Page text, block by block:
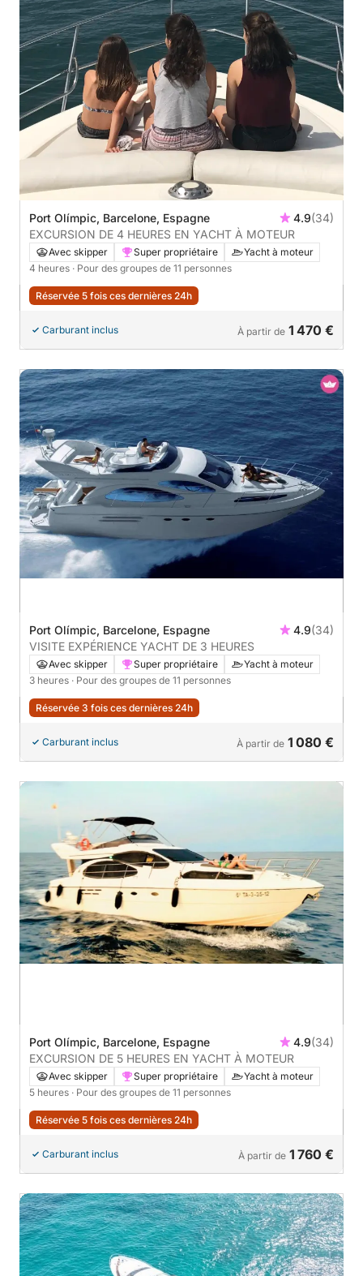
Port Olímpic, Barcelone, Espagne 4.9(34)
EXCURSION DE 4 HEURES EN YACHT À MOTEUR
Avec skipper Super propriétaire
Yacht à moteur
4 heures · Pour des groupes de 11 personnes
Réservée 5 fois ces dernières 24h
Carburant inclus À partir de 1 470 €
Port Olímpic, Barcelone, Espagne 4.9(34)
VISITE EXPÉRIENCE YACHT DE 3 HEURES
Avec skipper Super propriétaire
Yacht à moteur
3 heures · Pour des groupes de 11 personnes
Réservée 3 fois ces dernières 24h
Carburant inclus À partir de 1 080 €
Port Olímpic, Barcelone, Espagne 4.9(34)
EXCURSION DE 5 HEURES EN YACHT À MOTEUR
Avec skipper Super propriétaire
Yacht à moteur
5 heures · Pour des groupes de 11 personnes
Réservée 5 fois ces dernières 24h
Carburant inclus À partir de 1 760 €